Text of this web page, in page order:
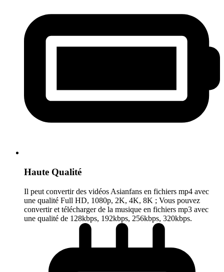
Haute Qualité
Il peut convertir des vidéos Asianfans en fichiers mp4 avec
une qualité Full HD, 1080p, 2K, 4K, 8K ; Vous pouvez
convertir et télécharger de la musique en fichiers mp3 avec
une qualité de 128kbps, 192kbps, 256kbps, 320kbps.